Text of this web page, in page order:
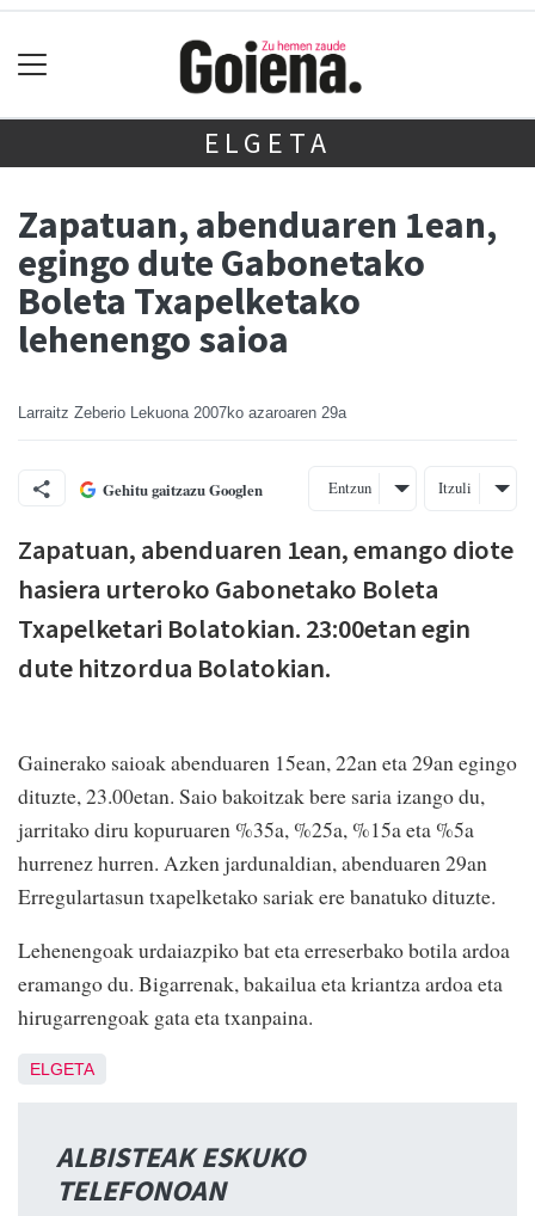
ELGETA
Zapatuan, abenduaren 1ean,
egingo dute Gabonetako
Boleta Txapelketako
lehenengo saioa
Larraitz Zeberio Lekuona 2007ko azaroaren 29a
Gehitu gaitzazu Googlen Entzun Itzuli
Zapatuan, abenduaren 1ean, emango diote
hasiera urteroko Gabonetako Boleta
Txapelketari Bolatokian. 23:00etan egin
dute hitzordua Bolatokian.
Gainerako saioak abenduaren 15ean, 22an eta 29an egingo
dituzte, 23.00etan. Saio bakoitzak bere saria izango du,
jarritako diru kopuruaren %35a, %25a, %15a eta %5a
hurrenez hurren. Azken jardunaldian, abenduaren 29an
Erregulartasun txapelketako sariak ere banatuko dituzte.
Lehenengoak urdaiazpiko bat eta erreserbako botila ardoa
eramango du. Bigarrenak, bakailua eta kriantza ardoa eta
hirugarrengoak gata eta txanpaina.
ELGETA
ALBISTEAK ESKUKO
TELEFONOAN